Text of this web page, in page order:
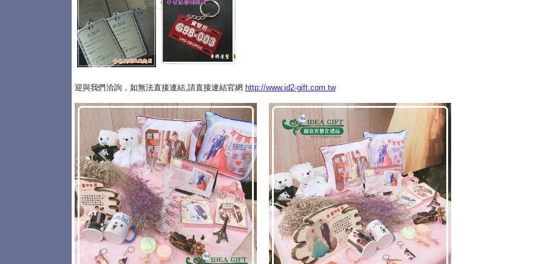
迎與我們洽詢，如無法直接連結,請直接連結官網 http://www.id2-gift.com.tw